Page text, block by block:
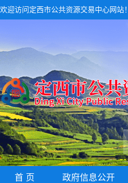
欢迎访问定西市公共资源交易中心网站！
首 页 政府信息公开